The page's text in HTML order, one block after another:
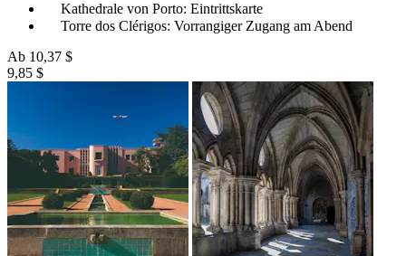
Kathedrale von Porto: Eintrittskarte
Torre dos Clérigos: Vorrangiger Zugang am Abend
Ab 10,37 $
9,85 $